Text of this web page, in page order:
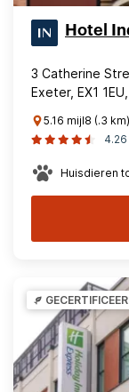
Hotel
3 Catherine
Exeter, EX1
5.16 mijl8 (.3
4.26
Huisdieren